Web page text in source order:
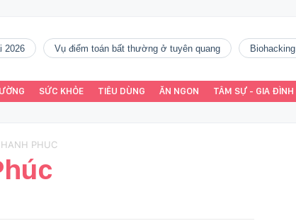
2026 vụ điểm toán bất thường ở tuyên quang Biohacking
SỨC KHỎE TIÊU DÙNG ĂN NGON TÂM SỰ - GIA ĐÌNH
PHUC